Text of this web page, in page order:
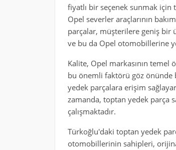
fiyatlı bir seçenek sunmak için
Opel severler araçlarının
parçalar, müşterilere geniş bir
ve bu da Opel otomobillerine
Kalite, Opel markasının temel
bu önemli faktörü göz
yedek parçalara erişim
zamanda, toptan yedek parça
çalışmaktadır.
Türkoğlu'daki toptan yedek
otomobillerinin sahipleri,